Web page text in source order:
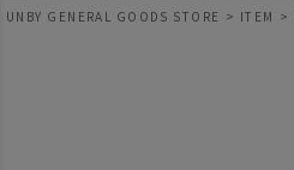
UNBY GENERAL GOODS STORE ITEM